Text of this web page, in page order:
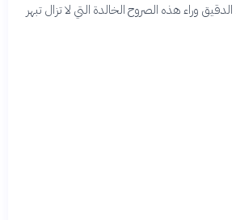
وراء هذه الصروح الخالدة التي لا تزال تبهر